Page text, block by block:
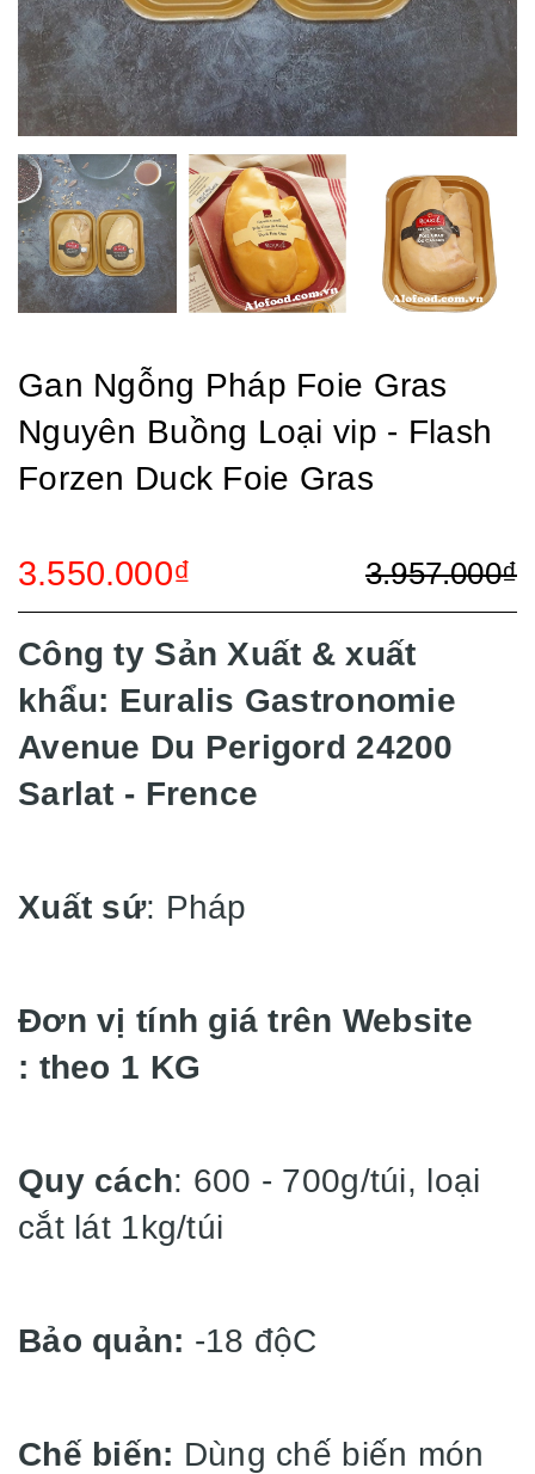
Gan Ngỗng Pháp Foie Gras
Nguyên Buồng Loại vip - Flash
Forzen Duck Foie Gras
3.550.000₫ 3.957.000₫
Công ty Sản Xuất & xuất
khẩu: Euralis Gastronomie
Avenue Du Perigord 24200
Sarlat - Frence
Xuất sứ: Pháp
Đơn vị tính giá trên Website
: theo 1 KG
Quy cách: 600 - 700g/túi, loại
cắt lát 1kg/túi
Bảo quản: -18 độC
Chế biến: Dùng chế biến món